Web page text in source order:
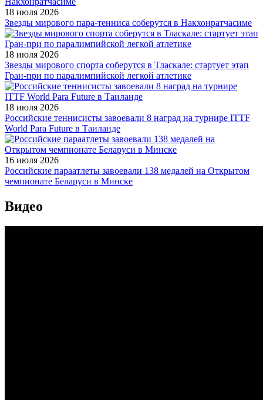
18 июля 2026
Звезды мирового пара-тенниса соберутся в Накхонратчасиме
18 июля 2026
Звезды мирового спорта соберутся в Тласкале: стартует этап
Гран-при по паралимпийской легкой атлетике
18 июля 2026
Российские теннисисты завоевали 8 наград на турнире ITTF
World Para Future в Таиланде
16 июля 2026
Российские параатлеты завоевали 138 медалей на Открытом
чемпионате Беларуси в Минске
Видео